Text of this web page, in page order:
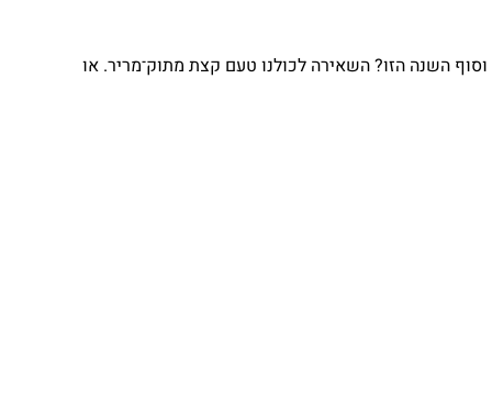
השנה הזו? השאירה לכולנו טעם קצת מתוק־מריר. או